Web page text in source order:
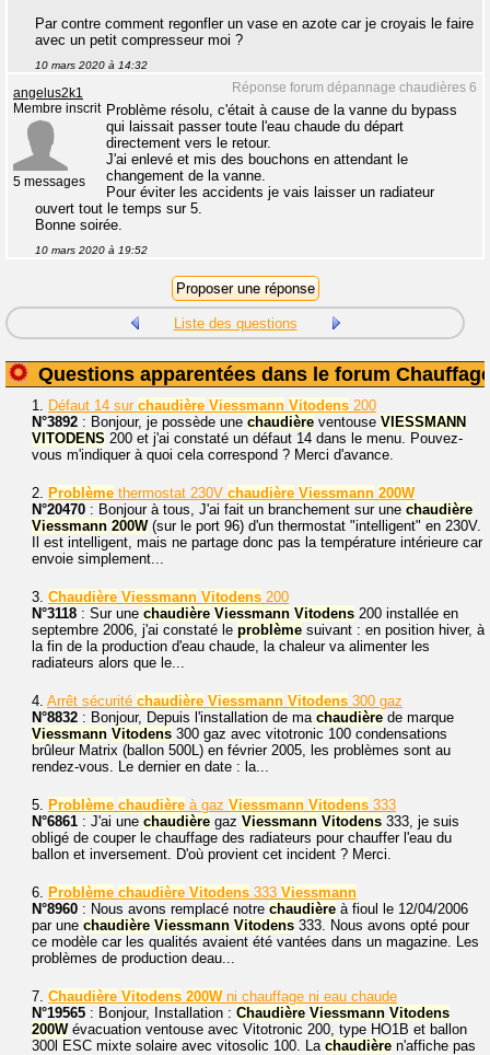
Par contre comment regonfler un vase en azote car je croyais le faire
avec un petit compresseur moi ?
10 mars 2020 à 14:32
Réponse forum dépannage chaudières 6
angelus2k1
Membre inscrit
5 messages
Problème résolu, c'était à cause de la vanne du bypass
qui laissait passer toute l'eau chaude du départ
directement vers le retour.
J'ai enlevé et mis des bouchons en attendant le
changement de la vanne.
Pour éviter les accidents je vais laisser un radiateur
ouvert tout le temps sur 5.
Bonne soirée.
10 mars 2020 à 19:52
Liste des questions
Questions apparentées dans le forum
1. Défaut 14 sur chaudière Viessmann Vitodens 200
N°3892 : Bonjour, je possède une chaudière ventouse VIESSMANN
VITODENS 200 et j'ai constaté un défaut 14 dans le menu. Pouvez-
vous m'indiquer à quoi cela correspond ? Merci d'avance.
2. Problème thermostat 230V chaudière Viessmann 200W
N°20470 : Bonjour à tous, J'ai fait un branchement sur une chaudière
Viessmann 200W(sur le port 96) d'un thermostat "intelligent" en 230V.
Il est intelligent, mais ne partage donc pas la température intérieure car
envoie simplement...
3. Chaudière Viessmann Vitodens 200
N°3118 : Sur une chaudière Viessmann Vitodens 200 installée en
septembre 2006, j'ai constaté le problème suivant : en position hiver, à
la fin de la production d'eau chaude, la chaleur va alimenter les
radiateurs alors que le...
4. Arrêt sécurité chaudière Viessmann Vitodens 300 gaz
N°8832 : Bonjour, Depuis l'installation de ma chaudière de marque
Viessmann Vitodens 300 gaz avec vitotronic 100 condensations
brûleur Matrix (ballon 500L) en février 2005, les problèmes sont au
rendez-vous. Le dernier en date : la...
5. Problème chaudière à gaz Viessmann Vitodens 333
N°6861 : J'ai une chaudière gaz Viessmann Vitodens 333, je suis
obligé de couper le chauffage des radiateurs pour chauffer l'eau du
ballon et inversement. D'où provient cet incident ? Merci.
6. Problème chaudière Vitodens 333 Viessmann
N°8960 : Nous avons remplacé notre chaudière à fioul le 12/04/2006
par une chaudière Viessmann Vitodens 333. Nous avons opté pour
ce modèle car les qualités avaient été vantées dans un magazine. Les
problèmes de production deau...
7. Chaudière Vitodens 200Wni chauffage ni eau chaude
N°19565 : Bonjour, Installation : Chaudière Viessmann Vitodens
200Wévacuation ventouse avec Vitotronic 200, type HO1B et ballon
300l ESC mixte solaire avec vitosolic 100. La chaudière n'affiche pas